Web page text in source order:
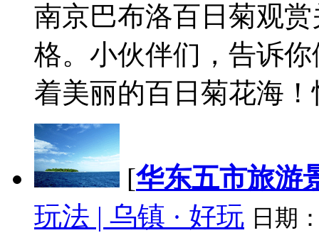
南京巴布洛百日菊观
格。小伙伴们，告诉
着美丽的百日菊花海
[华东五市旅游
玩法 | 乌镇 · 好玩 日期